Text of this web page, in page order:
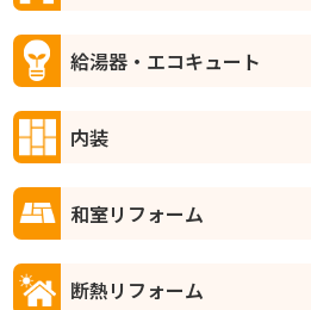
給湯器・エコキュート
内装
和室リフォーム
断熱リフォーム